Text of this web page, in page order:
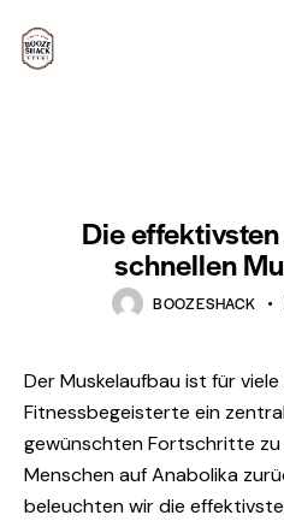
Die
schnellen
BOOZESHACK
Der Muskelaufbau ist für
Fitnessbegeisterte ein
gewünschten Fortschritte zu
Menschen auf Anabolika
beleuchten wir die